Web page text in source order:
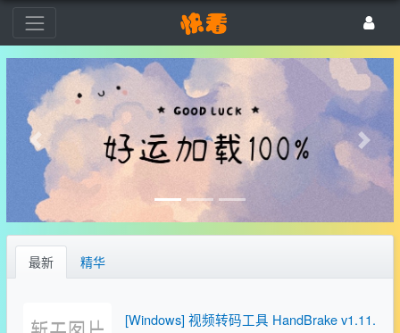
最新 精华
[Windows] 视频转码工具 HandBrake v1.11.